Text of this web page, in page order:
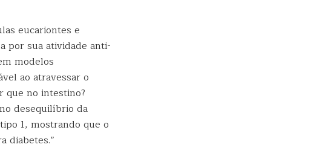
eucariontes e
por sua atividade anti-
modelos
ao atravessar o
que no intestino?
desequilíbrio da
1, mostrando que o
diabetes.”